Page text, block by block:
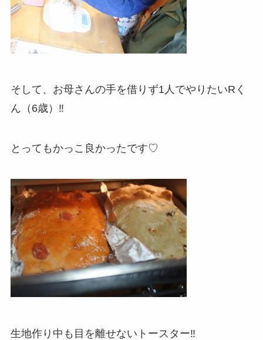
そして、お母さんの手を借りず1人でやりたいRく
ん（6歳）‼︎
とってもかっこ良かったです♡
生地作り中も目を離せないトースター‼︎